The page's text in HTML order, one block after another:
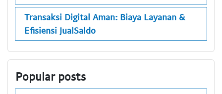
Transaksi Digital Aman: Biaya Layanan &
Efisiensi JualSaldo
Popular posts